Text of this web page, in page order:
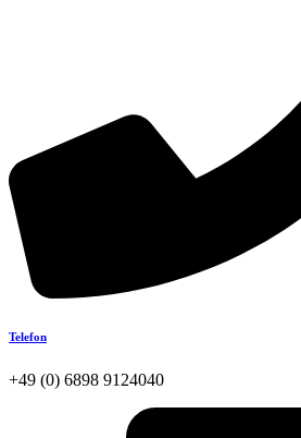
Telefon
+49 (0) 6898 9124040